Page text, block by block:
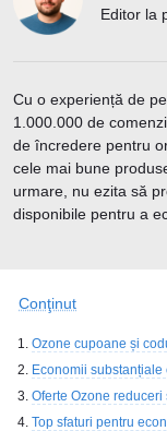
Conţinut
Ozone cupoane și
Economii
Oferte Ozone
Top sfaturi pentru
Editor la
Cu o experiență de
1.000.000 de
de încredere pentru
cele mai bune
urmare, nu ezita să
disponibile pentru a